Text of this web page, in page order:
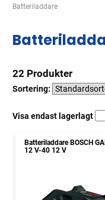
Current:
Batteriladdare
22 Produkter
Sortering:
Visa endast lagerlagt
Batteriladdare BOSCH
12 V-40 12 V